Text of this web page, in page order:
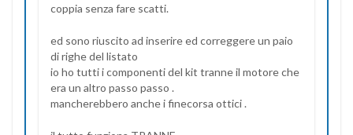
coppia senza fare scatti.
ed sono riuscito ad inserire ed correggere un paio
di righe del listato
io ho tutti i componenti del kit tranne il motore che
era un altro passo passo .
mancherebbero anche i finecorsa ottici .